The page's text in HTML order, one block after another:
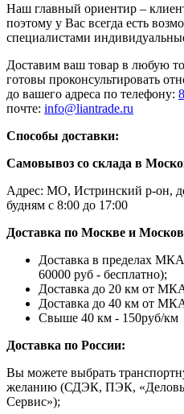
Наш главный ориентир –
поэтому у Вас всегда есть
специалистами
Доставим ваш товар в любую
готовы проконсультировать
до вашего адреса по телефону:
почте: info@liantrade.ru
Способы доставки:
Самовывоз со склада в
Адрес: МО, Истринский р-он,
будням с 8:00 до 17:00
Доставка по Москве и
Доставка в пределах
60000 руб - бесплатно);
Доставка до 20 км от
Доставка до 40 км от
Свыше 40 км - 150руб/км
Доставка по России:
Вы можете выбрать
желанию (СДЭК, ПЭК,
Сервис»);